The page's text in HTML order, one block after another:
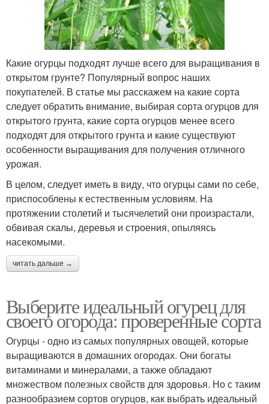
Какие огурцы подходят лучше всего для выращивания в
открытом грунте? Популярный вопрос наших
покупателей. В статье мы расскажем на какие сорта
следует обратить внимание, выбирая сорта огурцов для
открытого грунта, какие сорта огурцов менее всего
подходят для открытого грунта и какие существуют
особенности выращивания для получения отличного
урожая.
В целом, следует иметь в виду, что огурцы сами по себе,
приспособлены к естественным условиям. На
протяжении столетий и тысячелетий они произрастали,
обвивая скалы, деревья и строения, опыляясь
насекомыми.
читать дальше →
Выберите идеальный огурец для
своего огорода: проверенные сорта
Огурцы - одно из самых популярных овощей, которые
выращиваются в домашних огородах. Они богаты
витаминами и минералами, а также обладают
множеством полезных свойств для здоровья. Но с таким
разнообразием сортов огурцов, как выбрать идеальный